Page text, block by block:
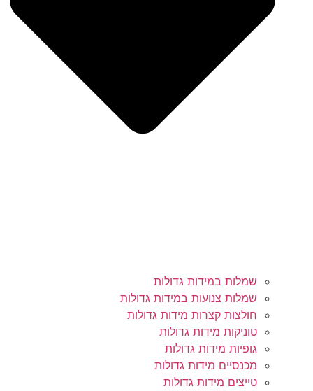
שמלות במידות גדולות
שמלות צנועות במידות גדולות
חולצות קצרות מידות גדולות
טוניקות מידות גדולות
גופיות מידות גדולות
מכנסיים מידות גדולות
טייצים מידות גדולות